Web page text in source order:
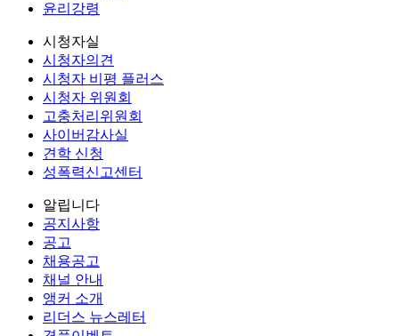
윤리강령
시청자실
시청자의견
시청자 비평 플러스
시청자 위원회
고충처리위원회
사이버감사실
견학 신청
성폭력신고센터
알립니다
공지사항
공고
채용공고
채널 안내
앵커 소개
리더스 뉴스레터